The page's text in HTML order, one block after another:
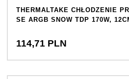
THERMALTAKE CHŁODZENIE
SE ARGB SNOW TDP 170W,
114,71 PLN